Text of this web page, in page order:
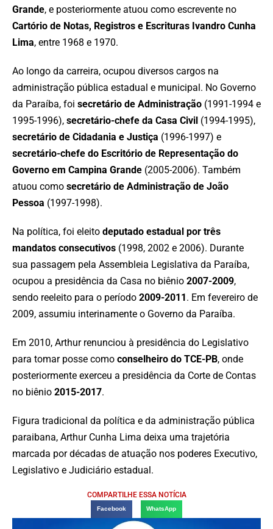
Grande, e posteriormente atuou como escrevente no
Cartório de Notas, Registros e Escrituras Ivandro Cunha
Lima, entre 1968 e 1970.
Ao longo da carreira, ocupou diversos cargos na
administração pública estadual e municipal. No Governo
da Paraíba, foi secretário de Administração (1991-1994 e
1995-1996), secretário-chefe da Casa Civil (1994-1995),
secretário de Cidadania e Justiça (1996-1997) e
secretário-chefe do Escritório de Representação do
Governo em Campina Grande (2005-2006). Também
atuou como secretário de Administração de João
Pessoa (1997-1998).
Na política, foi eleito deputado estadual por três
mandatos consecutivos (1998, 2002 e 2006). Durante
sua passagem pela Assembleia Legislativa da Paraíba,
ocupou a presidência da Casa no biênio 2007-2009,
sendo reeleito para o período 2009-2011 . Em fevereiro de
2009, assumiu interinamente o Governo da Paraíba.
Em 2010, Arthur renunciou à presidência do Legislativo
para tomar posse como conselheiro do TCE-PB, onde
posteriormente exerceu a presidência da Corte de Contas
no biênio 2015-2017.
Figura tradicional da política e da administração pública
paraibana, Arthur Cunha Lima deixa uma trajetória
marcada por décadas de atuação nos poderes Executivo,
Legislativo e Judiciário estadual.
COMPARTILHE ESSA NOTÍCIA
Facebook WhatsApp